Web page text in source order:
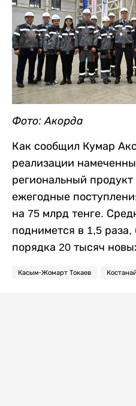
Фото: Акорда
Как сообщил Кумар
реализации
региональный
ежегодные
на 75 млрд тенге.
поднимется в 1,5 раза,
порядка 20 тысяч
Касым-Жомарт Токаев